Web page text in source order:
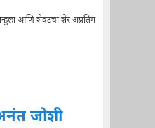
आणि शेवटचा शेर अप्रतिम
जोशी